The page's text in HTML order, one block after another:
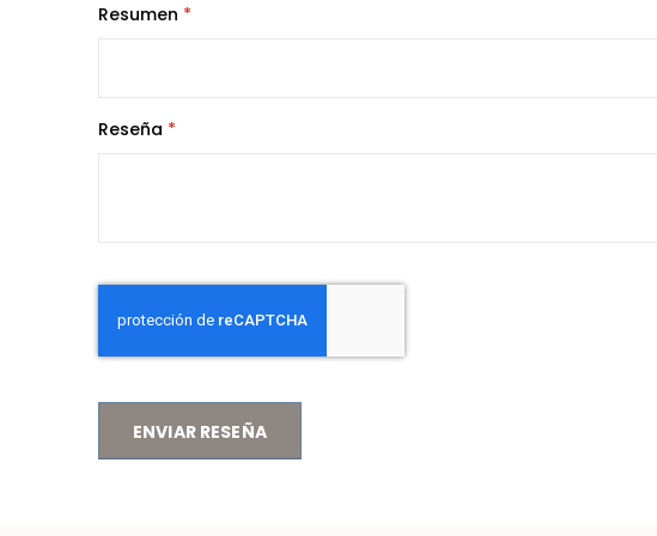
Resumen
Reseña
ENVIAR RESEÑA